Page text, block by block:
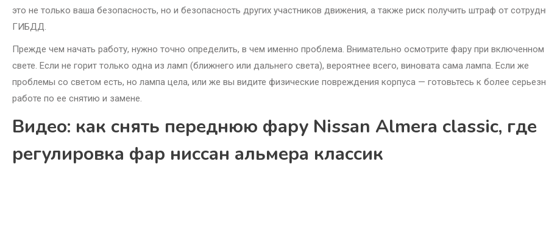
это не только ваша безопасность, но и безопасность других участников движения, а также риск получить штраф от
ГИБДД.
Прежде чем начать работу, нужно точно определить, в чем именно проблема. Внимательно осмотрите фару при включенном
свете. Если не горит только одна из ламп (ближнего или дальнего света), вероятнее всего, виновата сама лампа. Если же
проблемы со светом есть, но лампа цела, или же вы видите физические повреждения корпуса — готовьтесь к более
работе по ее снятию и замене.
Видео: как снять переднюю фару Nissan Almera classic, где
регулировка фар ниссан альмера классик